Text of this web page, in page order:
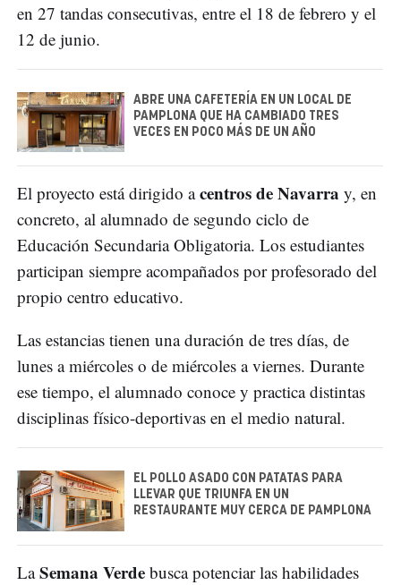
en 27 tandas consecutivas, entre el 18 de febrero y el
12 de junio.
ABRE UNA CAFETERÍA EN UN LOCAL DE
PAMPLONA QUE HA CAMBIADO TRES
VECES EN POCO MÁS DE UN AÑO
El proyecto está dirigido acentros de Navarra y, en
concreto, al alumnado de segundo ciclo de
Educación Secundaria Obligatoria. Los estudiantes
participan siempre acompañados por profesorado del
propio centro educativo.
Las estancias tienen una duración de tres días, de
lunes a miércoles o de miércoles a viernes. Durante
ese tiempo, el alumnado conoce y practica distintas
disciplinas físico-deportivas en el medio natural.
EL POLLO ASADO CON PATATAS PARA
LLEVAR QUE TRIUNFA EN UN
RESTAURANTE MUY CERCA DE PAMPLONA
LaSemana Verde busca potenciar las habilidades